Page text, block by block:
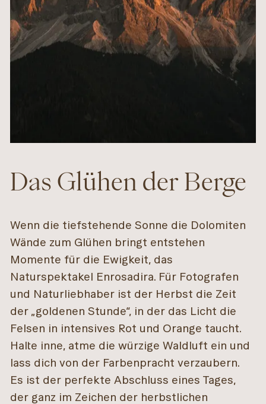
Das Glühen der Berge
Wenn die tiefstehende Sonne die Dolomiten
Wände zum Glühen bringt entstehen
Momente für die Ewigkeit, das
Naturspektakel Enrosadira. Für Fotografen
und Naturliebhaber ist der Herbst die Zeit
der „goldenen Stunde“, in der das Licht die
Felsen in intensives Rot und Orange taucht.
Halte inne, atme die würzige Waldluft ein und
lass dich von der Farbenpracht verzaubern.
Es ist der perfekte Abschluss eines Tages,
der ganz im Zeichen der herbstlichen